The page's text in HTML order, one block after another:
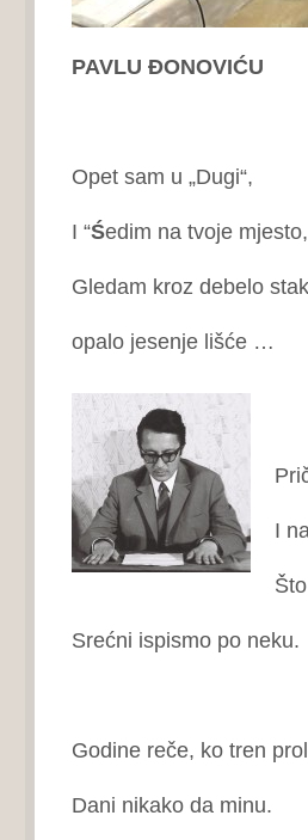
PAVLU ĐONOVIĆU
Opet sam u „Dugi“,
I “Śedim na tvoje mjesto,
Gledam kroz debelo
opalo jesenje lišće …
I
Srećni ispismo po neku.
Godine reče, ko tren
Dani nikako da minu.